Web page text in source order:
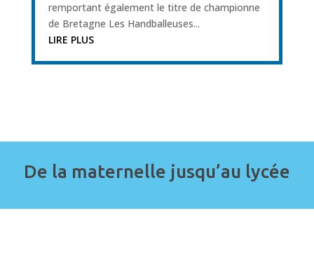
remportant également le titre de championne
de Bretagne Les Handballeuses...
LIRE PLUS
De la maternelle jusqu’au lycée